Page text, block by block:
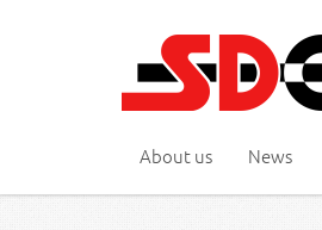
About us News